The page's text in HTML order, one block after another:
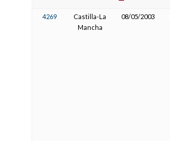
4269
Castilla-La
Mancha
08/05/2003